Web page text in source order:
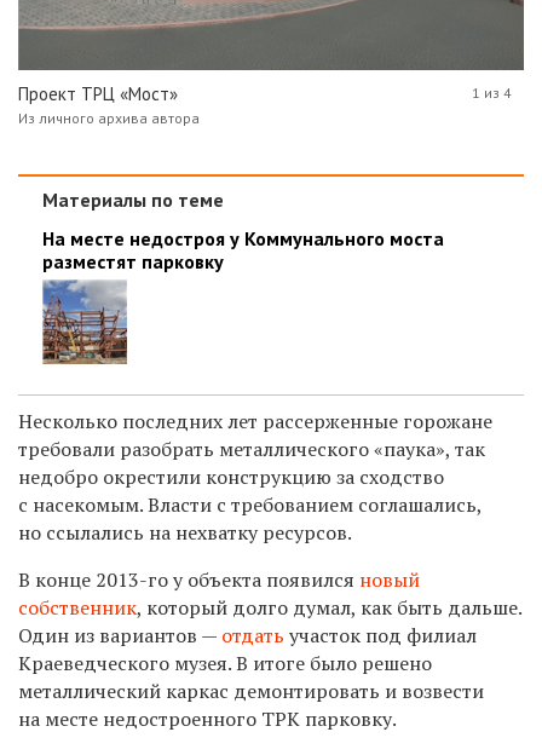
Проект ТРЦ «Мост»
Из личного архива автора
1 из 4
Материалы по теме
На месте недостроя у Коммунального моста
разместят парковку
Несколько последних лет рассерженные горожане
требовали разобрать металлического «паука», так
недобро окрестили конструкцию за сходство
с насекомым. Власти с требованием соглашались,
но ссылались на нехватку ресурсов.
В конце 2013-го у объекта появился новый
собственник, который долго думал, как быть дальше.
Один из вариантов — отдать участок под филиал
Краеведческого музея. В итоге было решено
металлический каркас демонтировать и возвести
на месте недостроенного ТРК парковку.